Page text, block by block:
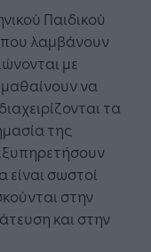
Παιδικού
λαμβάνουν
με
μαθαίνουν να
τα
της
σωστοί
στην
και στην